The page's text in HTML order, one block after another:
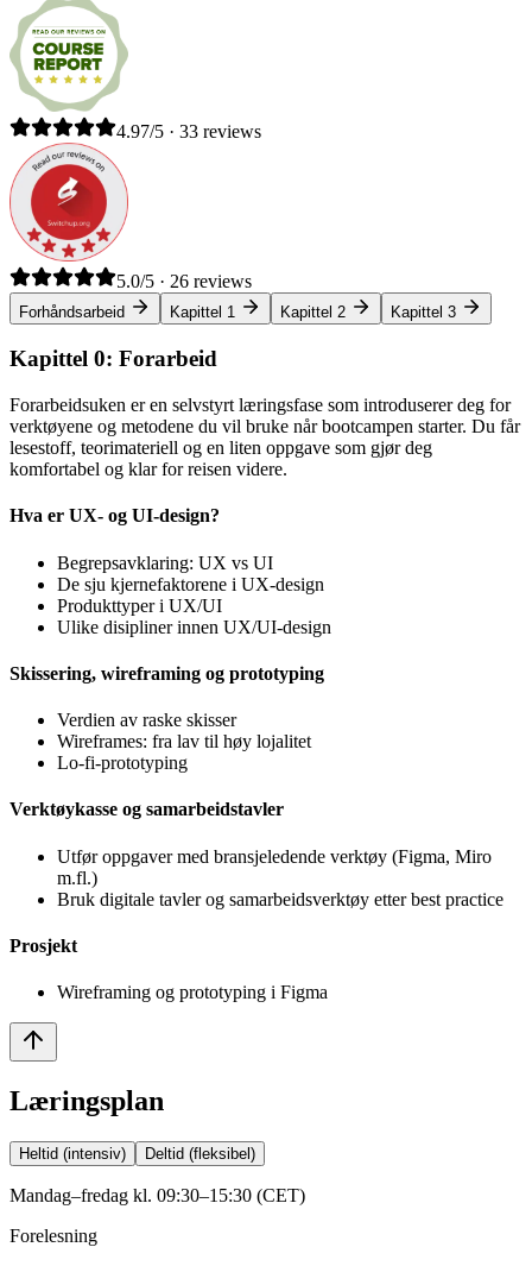
4.97/5 · 33 reviews
5.0/5 · 26 reviews
Forhåndsarbeid Kapittel 1 Kapittel 2 Kapittel 3
Kapittel 0: Forarbeid
Forarbeidsuken er en selvstyrt læringsfase som introduserer deg for
verktøyene og metodene du vil bruke når bootcampen starter. Du får
lesestoff, teori­materiell og en liten oppgave som gjør deg
komfortabel og klar for reisen videre.
Hva er UX- og UI-design?
Begrepsavklaring: UX vs UI
De sju kjerne­faktorene i UX-design
Produkttyper i UX/UI
Ulike disipliner innen UX/UI-design
Skissering, wireframing og prototyping
Verdien av raske skisser
Wireframes: fra lav til høy lojalitet
Lo-fi-prototyping
Verktøykasse og sam­arbeids­tavler
Utfør oppgaver med bransje­ledende verktøy (Figma, Miro
m.fl.)
Bruk digitale tavler og sam­arbeids­verktøy etter best practice
Prosjekt
Wireframing og prototyping i Figma
Læringsplan
Heltid (intensiv) Deltid (fleksibel)
Mandag–fredag kl. 09:30–15:30 (CET)
Forelesning